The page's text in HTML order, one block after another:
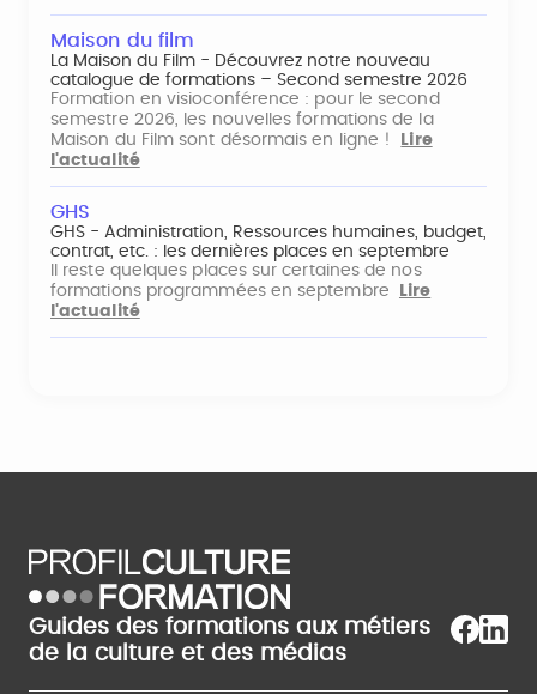
Maison du film
La Maison du Film - Découvrez notre nouveau
catalogue de formations – Second semestre 2026
Formation en visioconférence : pour le second
semestre 2026, les nouvelles formations de la
Maison du Film sont désormais en ligne !
Lire
l'actualité
GHS
GHS - Administration, Ressources humaines, budget,
contrat, etc. : les dernières places en septembre
Il reste quelques places sur certaines de nos
formations programmées en septembre
Lire
l'actualité
Guides des formations aux métiers
de la culture et des médias